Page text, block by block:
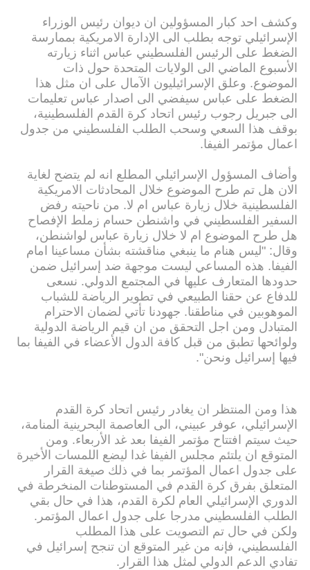
وكشف احد كبار المسؤولين ان ديوان رئيس الوزراء
الإسرائيلي توجه بطلب الى الإدارة الامريكية بممارسة
الضغط على الرئيس الفلسطيني عباس اثناء زيارته
الأسبوع الماضي الى الولايات المتحدة حول ذات
الموضوع. وعلق الإسرائيليون الآمال على ان مثل هذا
الضغط على عباس سيفضي الى اصدار عباس تعليمات
الى جبريل رجوب رئيس اتحاد كرة القدم الفلسطينية،
بوقف هذا السعي وسحب الطلب الفلسطيني من جدول
اعمال مؤتمر الفيفا.
وأضاف المسؤول الإسرائيلي المطلع انه لم يتضح لغاية
الان هل تم طرح الموضوع خلال المحادثات الامريكية
الفلسطينية خلال زيارة عباس ام لا. من ناحيته رفض
السفير الفلسطيني في واشنطن حسام زملط الإفصاح
هل طرح الموضوع ام لا خلال زيارة عباس لواشنطن،
وقال: "ليس هنام ما ينبغي مناقشته بشأن مساعينا امام
الفيفا. هذه المساعي ليست موجهة ضد إسرائيل ضمن
حدودها المتعارف عليها في المجتمع الدولي. نسعى
للدفاع عن حقنا الطبيعي في تطوير الرياضة للشباب
الموهوبين في مناطقنا. جهودنا تأتي لضمان الاحترام
المتبادل ومن اجل التحقق من ان قيم الرياضة الدولية
ولوائحها تطبق من قبل كافة الدول الأعضاء في الفيفا بما
فيها إسرائيل ونحن".
هذا ومن المنتظر ان يغادر رئيس اتحاد كرة القدم
الإسرائيلي، عوفر عبيني، الى العاصمة البحرينية المنامة،
حيث سيتم افتتاح مؤتمر الفيفا بعد غد الأربعاء. ومن
المتوقع ان يلتئم مجلس الفيفا غدا ليضع اللمسات الأخيرة
على جدول اعمال المؤتمر بما في ذلك صيغة القرار
المتعلق بفرق كرة القدم في المستوطنات المنخرطة في
الدوري الإسرائيلي العام لكرة القدم، هذا في حال بقي
الطلب الفلسطيني مدرجا على جدول اعمال المؤتمر.
ولكن في حال تم التصويت على هذا المطلب
الفلسطيني، فإنه من غير المتوقع ان تنجح إسرائيل في
تفادي الدعم الدولي لمثل هذا القرار.